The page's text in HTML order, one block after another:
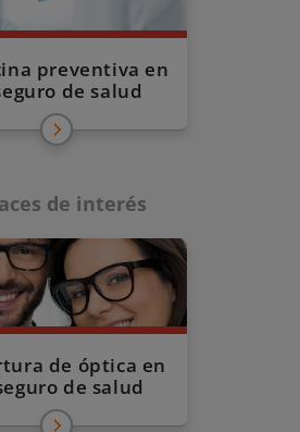
preventiva en
de salud
de interés
de óptica en
de salud